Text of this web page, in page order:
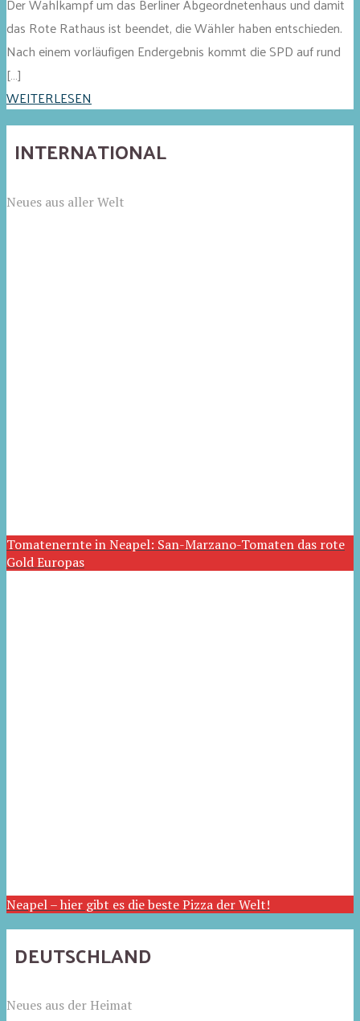
das Rote Rathaus ist beendet, die Wähler haben entschieden.
Nach einem vorläufigen Endergebnis kommt die SPD auf rund
[…]
WEITERLESEN
INTERNATIONAL
Neues aus aller Welt
Tomatenernte in Neapel: San-Marzano-Tomaten das rote
Gold Europas
Neapel – hier gibt es die beste Pizza der Welt!
DEUTSCHLAND
Neues aus der Heimat